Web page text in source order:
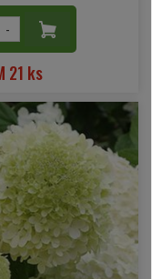
-
21 ks